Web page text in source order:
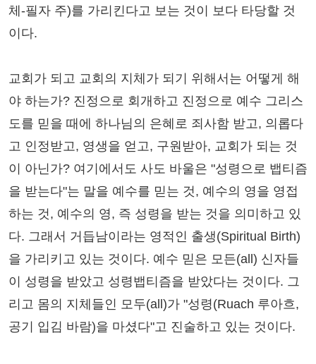
체-필자 주)를 가리킨다고 보는 것이 보다 타당할 것
이다.
교회가 되고 교회의 지체가 되기 위해서는 어떻게 해
야 하는가? 진정으로 회개하고 진정으로 예수 그리스
도를 믿을 때에 하나님의 은혜로 죄사함 받고, 의롭다
고 인정받고, 영생을 얻고, 구원받아, 교회가 되는 것
이 아닌가? 여기에서도 사도 바울은 "성령으로 뱁티즘
을 받는다"는 말을 예수를 믿는 것, 예수의 영을 영접
하는 것, 예수의 영, 즉 성령을 받는 것을 의미하고 있
다. 그래서 거듭남이라는 영적인 출생(Spiritual Birth)
을 가리키고 있는 것이다. 예수 믿은 모든(all) 신자들
이 성령을 받았고 성령뱁티즘을 받았다는 것이다. 그
리고 몸의 지체들인 모두(all)가 "성령(Ruach 루아흐,
공기 입김 바람)을 마셨다"고 진술하고 있는 것이다.